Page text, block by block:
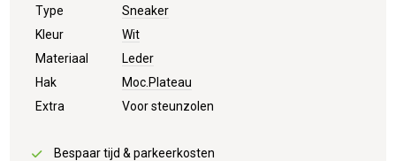
Type
Sneaker
Kleur
Wit
Materiaal
Leder
Hak
Moc.Plateau
Extra
Voor steunzolen
Bespaar tijd & parkeerkosten